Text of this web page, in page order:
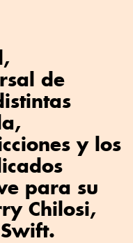
de
y los
para su
Chilosi,